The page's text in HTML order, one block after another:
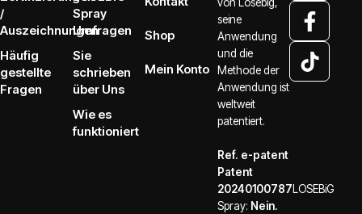
/
Auszeichnungen
Häufig
gestellte
Fragen
Spray
Umfragen
Sie
schrieben
über Uns
Wie es
funktioniert
Shop
Mein Konto
von Losebig,
seine
Anwendung
und die
Methode der
Anwendung ist
weltweit
patentiert.
Ref. e-patent
Patent
20240100787LOSEBiG
Spray: Nein.